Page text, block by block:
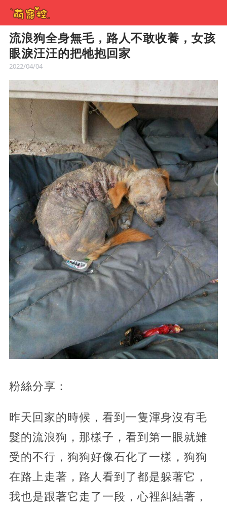
流浪狗全身無毛，路人不敢收養，女孩
眼淚汪汪的把牠抱回家
2022/04/04
粉絲分享：
昨天回家的時候，看到一隻渾身沒有毛
髮的流浪狗，那樣子，看到第一眼就難
受的不行，狗狗好像石化了一樣，狗狗
在路上走著，路人看到了都是躲著它，
我也是跟著它走了一段，心裡糾結著，